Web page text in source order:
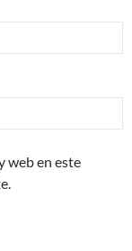
web en este